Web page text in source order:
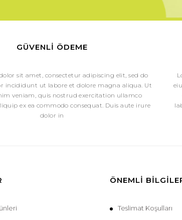
GÜVENLI ÖDEME
sit amet, consectetur adipiscing elit, sed do
incididunt ut labore et dolore magna aliqua. Ut
veniam, quis nostrud exercitation ullamco
ex ea commodo consequat. Duis aute irure
dolor in
ÖNEMLI
Teslimat Koşulları